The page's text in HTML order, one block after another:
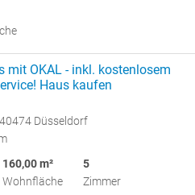
mit OKAL - inkl. kostenlosem
Haus kaufen
Düsseldorf
160,00 m²
Wohnfläche
5
Zimmer